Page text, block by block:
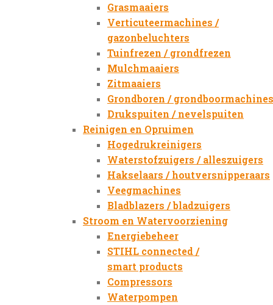
Grasmaaiers
Verticuteermachines /
gazonbeluchters
Tuinfrezen / grondfrezen
Mulchmaaiers
Zitmaaiers
Grondboren / grondboormachines
Drukspuiten / nevelspuiten
Reinigen en Opruimen
Hogedrukreinigers
Waterstofzuigers / alleszuigers
Hakselaars / houtversnipperaars
Veegmachines
Bladblazers / bladzuigers
Stroom en Watervoorziening
Energiebeheer
STIHL connected /
smart products
Compressors
Waterpompen